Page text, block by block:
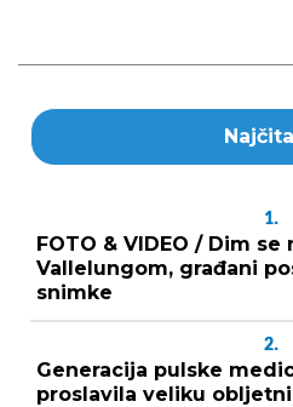
1.
FOTO & VIDEO / Dim se
Vallelungom, građani
snimke
2.
Generacija pulske
proslavila veliku